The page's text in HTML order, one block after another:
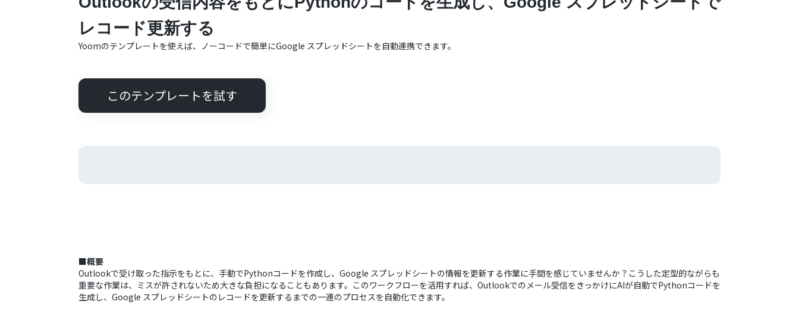
レコード更新する
Yoomのテンプレートを使えば、ノーコードで簡単にGoogle スプレッドシートを自動連携できます。
このテンプレートを試す
■概要
Outlookで受け取った指示をもとに、手動でPythonコードを作成し、Google スプレッドシートの情報を更新する作業に手間を感じていませんか？こうした定型的ながらも
重要な作業は、ミスが許されないため大きな負担になることもあります。このワークフローを活用すれば、Outlookでのメール受信をきっかけにAIが自動でPythonコードを
生成し、Google スプレッドシートのレコードを更新するまでの一連のプロセスを自動化できます。